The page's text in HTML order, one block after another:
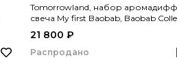
Tomorrowland, набор
свеча My first Baobab, Baobab
21 800 ₽
Распродано